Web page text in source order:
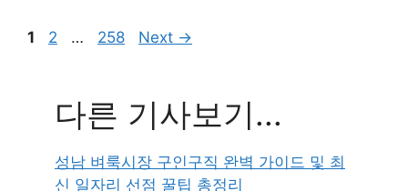
Page
1 Page
2 … Page
258 Next →
다른 기사보기...
성남 벼룩시장 구인구직 완벽 가이드 및 최
신 일자리 선점 꿀팁 총정리